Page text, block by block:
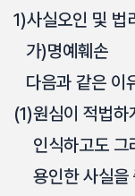
1)사실오인 및 법
가)명예훼손
다음과 같은 이
(1)원심이 적법하
인식하고도
용인한 사실을